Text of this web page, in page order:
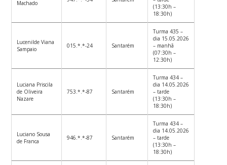
Machado
(13:30h –
18:30h)
Lucenilde Viana
Sampaio
015.*.*-24 Santarém
Turma 435 –
dia 15.05.2026
– manhã
(07:30h –
12:30h)
Luciana Priscila
de Oliveira
Nazare
753.*.*-87 Santarém
Turma 434 –
dia 14.05.2026
– tarde
(13:30h –
18:30h)
Luciano Sousa
de Franca
946.*.*-87 Santarém
Turma 434 –
dia 14.05.2026
– tarde
(13:30h –
18:30h)